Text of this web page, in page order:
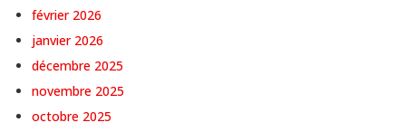
février 2026
janvier 2026
décembre 2025
novembre 2025
octobre 2025